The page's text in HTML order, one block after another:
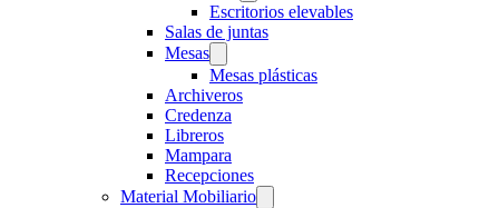
Escritorios elevables
Salas de juntas
Mesas
Mesas plásticas
Archiveros
Credenza
Libreros
Mampara
Recepciones
Material Mobiliario